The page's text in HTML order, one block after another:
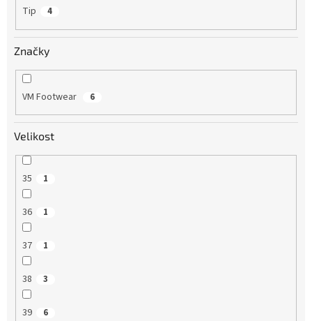
Tip 4
Značky
VM Footwear 6
Velikost
35 1
36 1
37 1
38 3
39 6